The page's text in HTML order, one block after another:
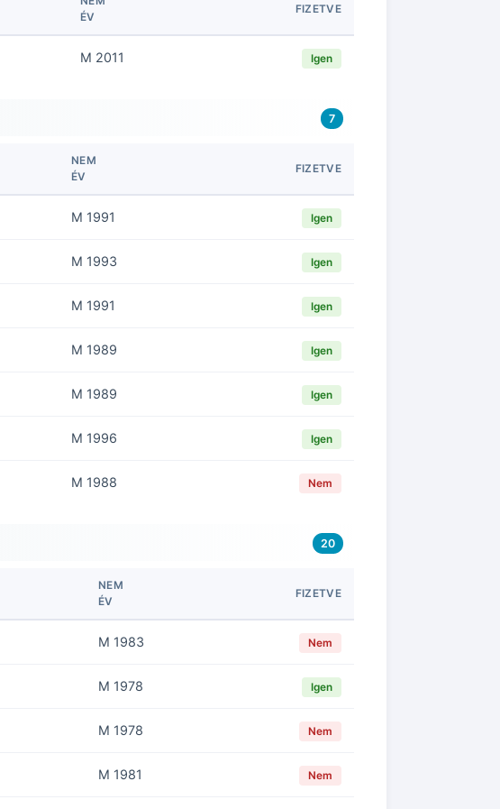
ÉV
FIZETVE
M 2011 Igen
7
NEM
ÉV
FIZETVE
M 1991 Igen
M 1993 Igen
M 1991 Igen
M 1989 Igen
M 1989 Igen
M 1996 Igen
M 1988 Nem
20
NEM
ÉV
FIZETVE
M 1983 Nem
M 1978 Igen
M 1978 Nem
M 1981 Nem